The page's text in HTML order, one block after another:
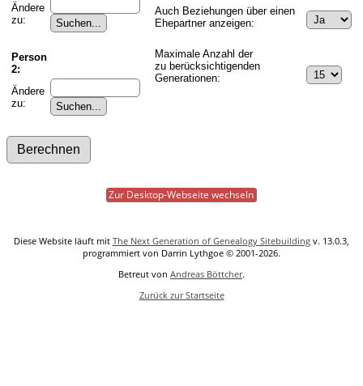
Ändere
zu:
Person
2:
Ändere
zu:
Auch Beziehungen über einen
Ehepartner anzeigen:
Maximale Anzahl der
zu berücksichtigenden
Generationen:
Zur Desktop-Webseite wechseln
Diese Website läuft mit The Next Generation of Genealogy Sitebuilding v. 13.0.3,
programmiert von Darrin Lythgoe © 2001-2026.
Betreut von Andreas Böttcher.
Zurück zur Startseite